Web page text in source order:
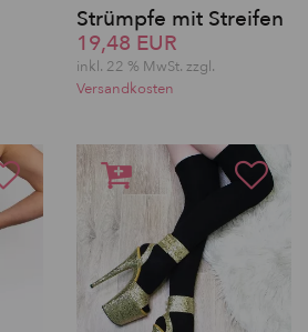
Strümpfe mit Streifen
19,48 EUR
inkl. 22 % MwSt. zzgl.
Versandkosten